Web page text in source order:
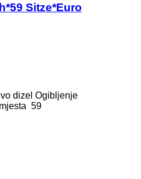
Sitze*Euro
dizel Ogibljenje
59